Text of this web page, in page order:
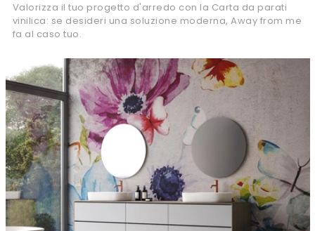
Valorizza il tuo progetto d'arredo con la Carta da parati
vinilica: se desideri una soluzione moderna, Away from me
fa al caso tuo.